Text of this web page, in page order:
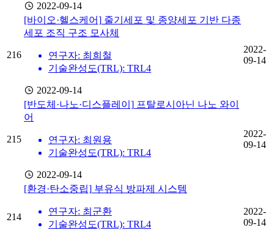
2022-09-14
216
[바이오·헬스케어] 줄기세포 및 종양세포 기반 다종
세포 조직 구조 모사체
연구자: 최희철
기술완성도(TRL): TRL4
2022-09-14
2022-
09-14
215
[반도체·나노·디스플레이] 프탈로시아닌 나노 와이
어
연구자: 최원용
기술완성도(TRL): TRL4
2022-09-14
2022-
09-14
214
[환경·탄소중립] 부유식 방파제 시스템
연구자: 최군환
기술완성도(TRL): TRL4
2022-
09-14